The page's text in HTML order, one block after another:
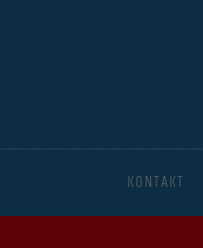
KONTAKT